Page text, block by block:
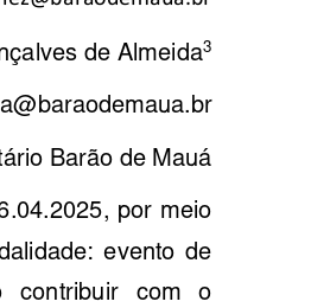
de Almeida
3
Barão de Mauá
por meio
evento  de
contribuir   com   o